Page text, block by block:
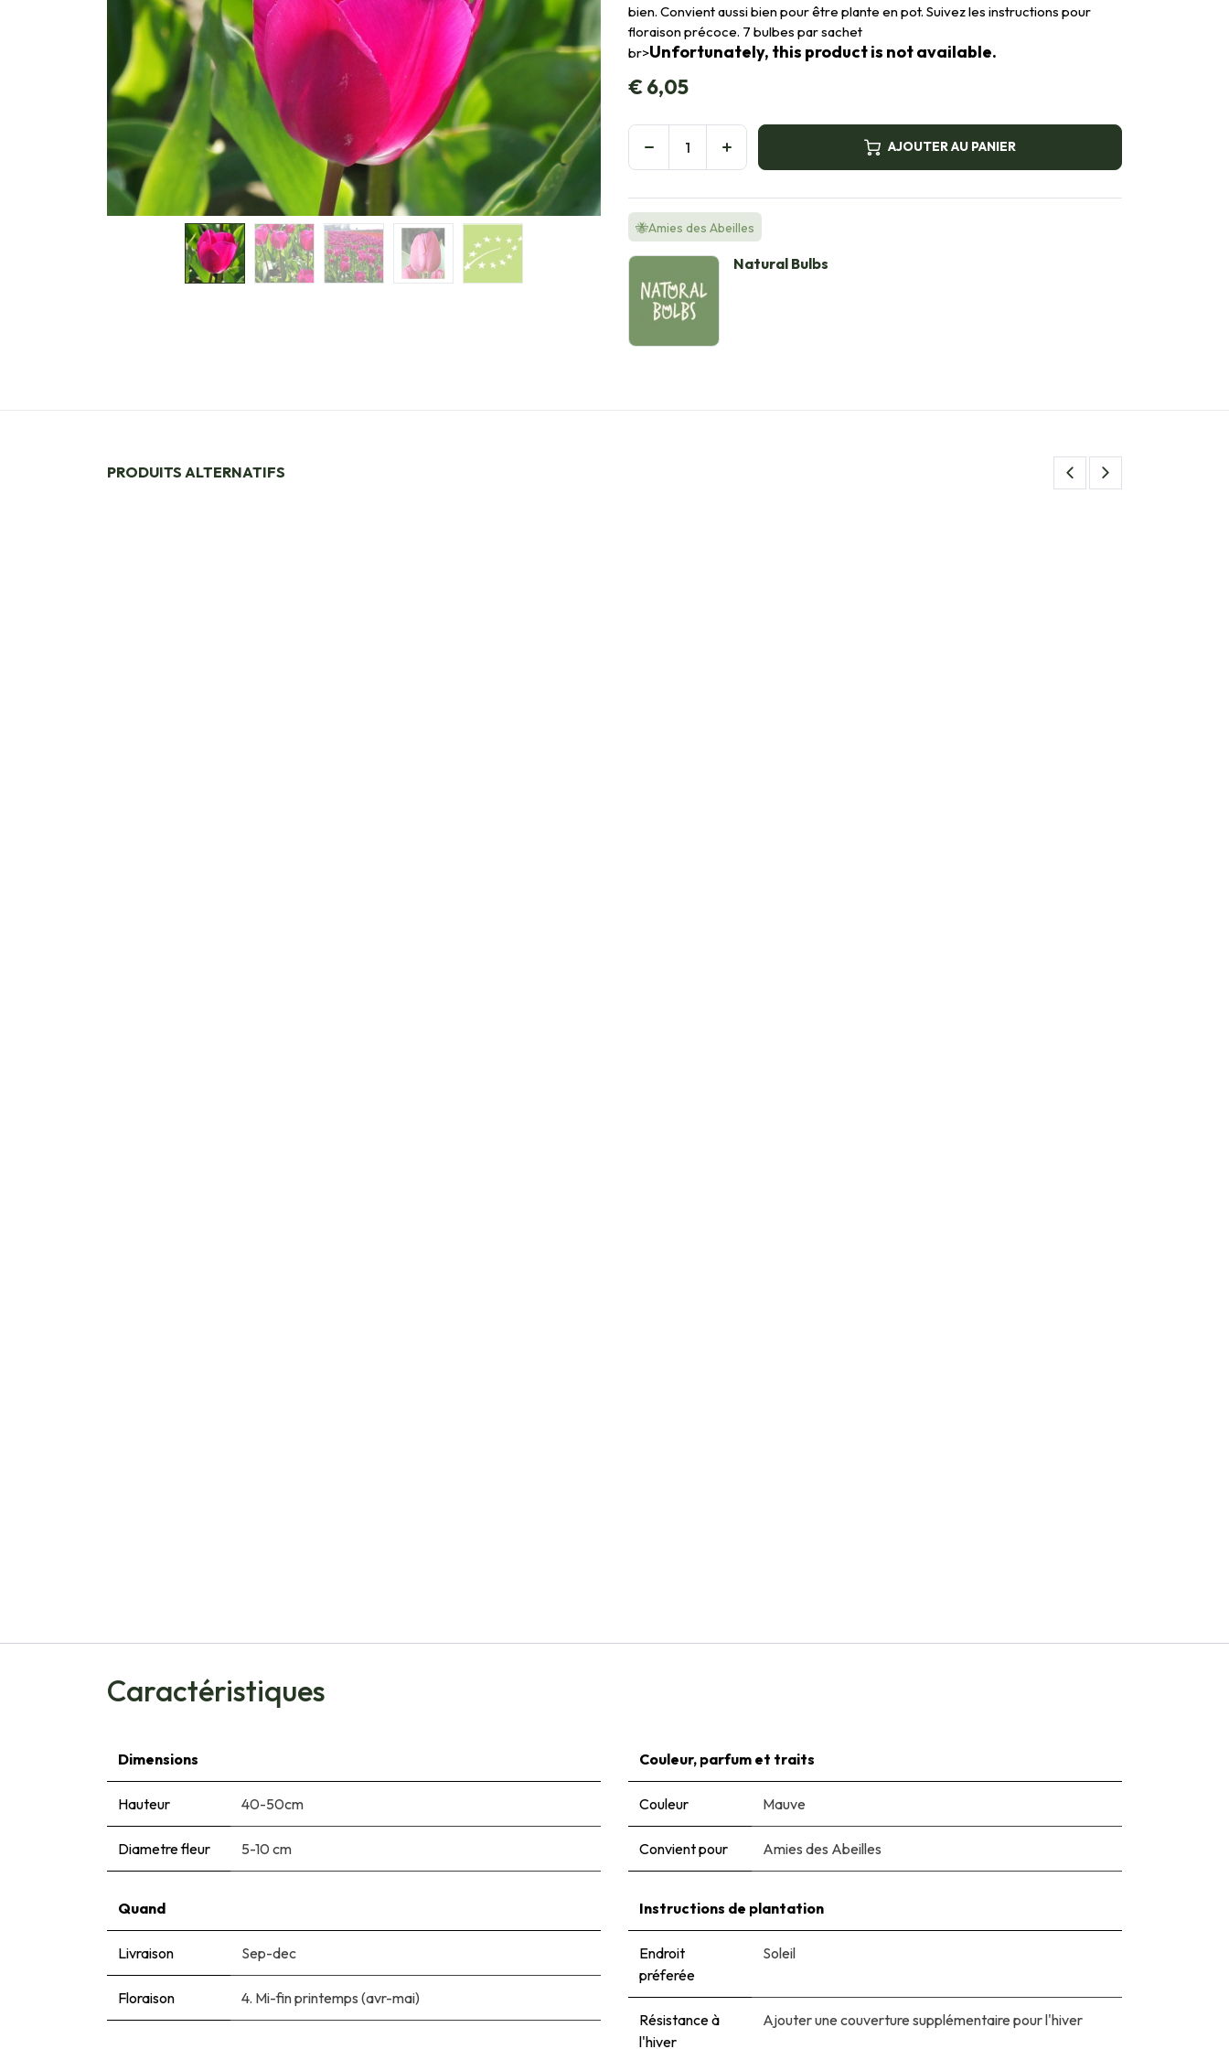
bien. Convient aussi bien pour être plante en pot. Suivez les instructions pour
floraison précoce. 7 bulbes par sachet
br>Unfortunately, this product is not available.
€6,05
AJOUTER AU PANIER
🐝Amies des Abeilles
Natural Bulbs
PRODUITS ALTERNATIFS
Caractéristiques
Dimensions
Hauteur 40-50cm
Diametre fleur 5-10 cm
Couleur, parfum et traits
Couleur Mauve
Convient pour Amies des Abeilles
Quand
Livraison Sep-dec
Floraison 4. Mi-fin printemps (avr-mai)
Instructions de plantation
Endroit
préferée
Soleil
Résistance à
l'hiver
Ajouter une couverture supplémentaire pour l'hiver